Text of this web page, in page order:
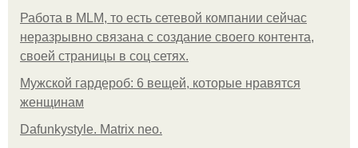
Работа в MLM, то есть сетевой компании сейчас
неразрывно связана с создание своего контента,
своей страницы в соц сетях.
Мужской гардероб: 6 вещей, которые нравятся
женщинам
Dafunkystyle. Matrix neo.